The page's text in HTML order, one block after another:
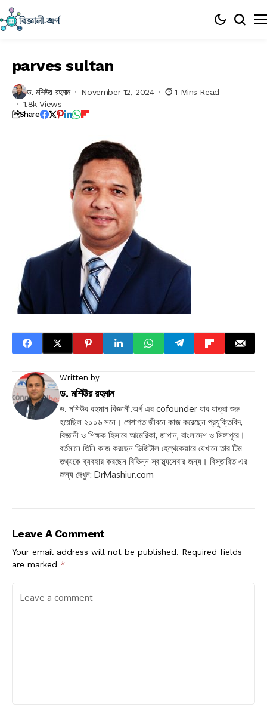
parves sultan
ড. মশিউর রহমান November 12, 2024
1 Mins Read
1.8k Views
Share
Written by
ড. মশিউর রহমান
ড. মশিউর রহমান বিজ্ঞানী.অর্গ এর cofounder যার যাত্রা শুরু
হয়েছিল ২০০৬ সনে। পেশাগত জীবনে কাজ করেছেন প্রযুক্তিবিদ,
বিজ্ঞানী ও শিক্ষক হিসাবে আমেরিকা, জাপান, বাংলাদেশ ও সিঙ্গাপুরে।
বর্তমানে তিনি কাজ করছেন ডিজিটাল হেল্থকেয়ারে যেখানে তার টিম
তথ্যকে ব্যবহার করছেন বিভিন্ন স্বাস্থ্যসেবার জন্য। বিস্তারিত এর
জন্য দেখুন: DrMashiur.com
Leave A Comment
Your email address will not be published. Required fields
are marked *